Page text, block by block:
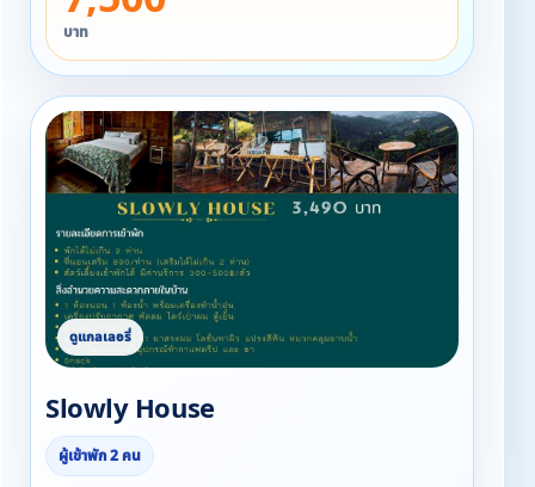
▪ ห้องครัวพร้อมอุปกรณ์ทำครัว
▪ ผ้าขนหนู ครีมอาบน้ำ ยาสระผม โลชั่นทาผิว แปรงสีฟัน
หมวกคลุมอาบน้ำ
▪ กาน้ำร้อนพร้อมทั้งอุปกรณ์ทำกาแฟดริป และ ชา
▪ Snack
▪ แก้วไวน์ + ถังแช่ไวน์
บาท
Slowly House
ผู้เข้าพัก 2 คน